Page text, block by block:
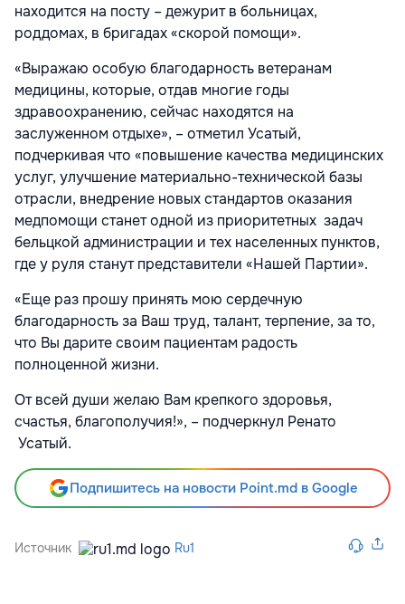
находится на посту – дежурит в больницах,
роддомах, в бригадах «скорой помощи».
«Выражаю особую благодарность ветеранам
медицины, которые, отдав многие годы
здравоохранению, сейчас находятся на
заслуженном отдыхе», – отметил Усатый,
подчеркивая что «повышение качества медицинских
услуг, улучшение материально-технической базы
отрасли, внедрение новых стандартов оказания
медпомощи станет одной из приоритетных задач
бельцкой администрации и тех населенных пунктов,
где у руля станут представители «Нашей Партии».
«Еще раз прошу принять мою сердечную
благодарность за Ваш труд, талант, терпение, за то,
что Вы дарите своим пациентам радость
полноценной жизни.
От всей души желаю Вам крепкого здоровья,
счастья, благополучия!», – подчеркнул Ренато
Усатый.
Подпишитесь на новости Point.md в Google
Источник Ru1